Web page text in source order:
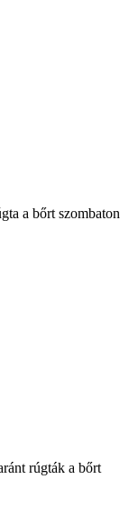
a bőrt szombaton
rúgták a bőrt